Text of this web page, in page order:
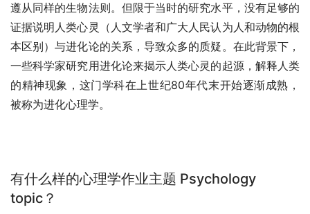
遵从同样的生物法则。但限于当时的研究水平，没有足够的
证据说明人类心灵（人文学者和广大人民认为人和动物的根
本区别）与进化论的关系，导致众多的质疑。在此背景下，
一些科学家研究用进化论来揭示人类心灵的起源，解释人类
的精神现象，这门学科在上世纪80年代末开始逐渐成熟，
被称为进化心理学。
有什么样的心理学作业主题 Psychology
topic？